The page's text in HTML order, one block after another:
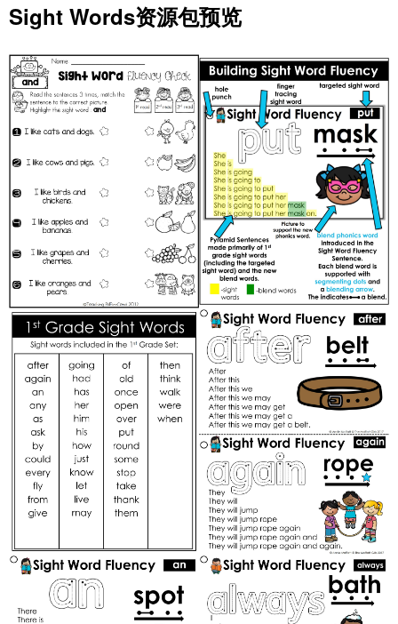
Sight Words资源包预览